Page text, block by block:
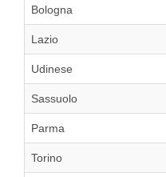
Bologna
Lazio
Udinese
Sassuolo
Parma
Torino